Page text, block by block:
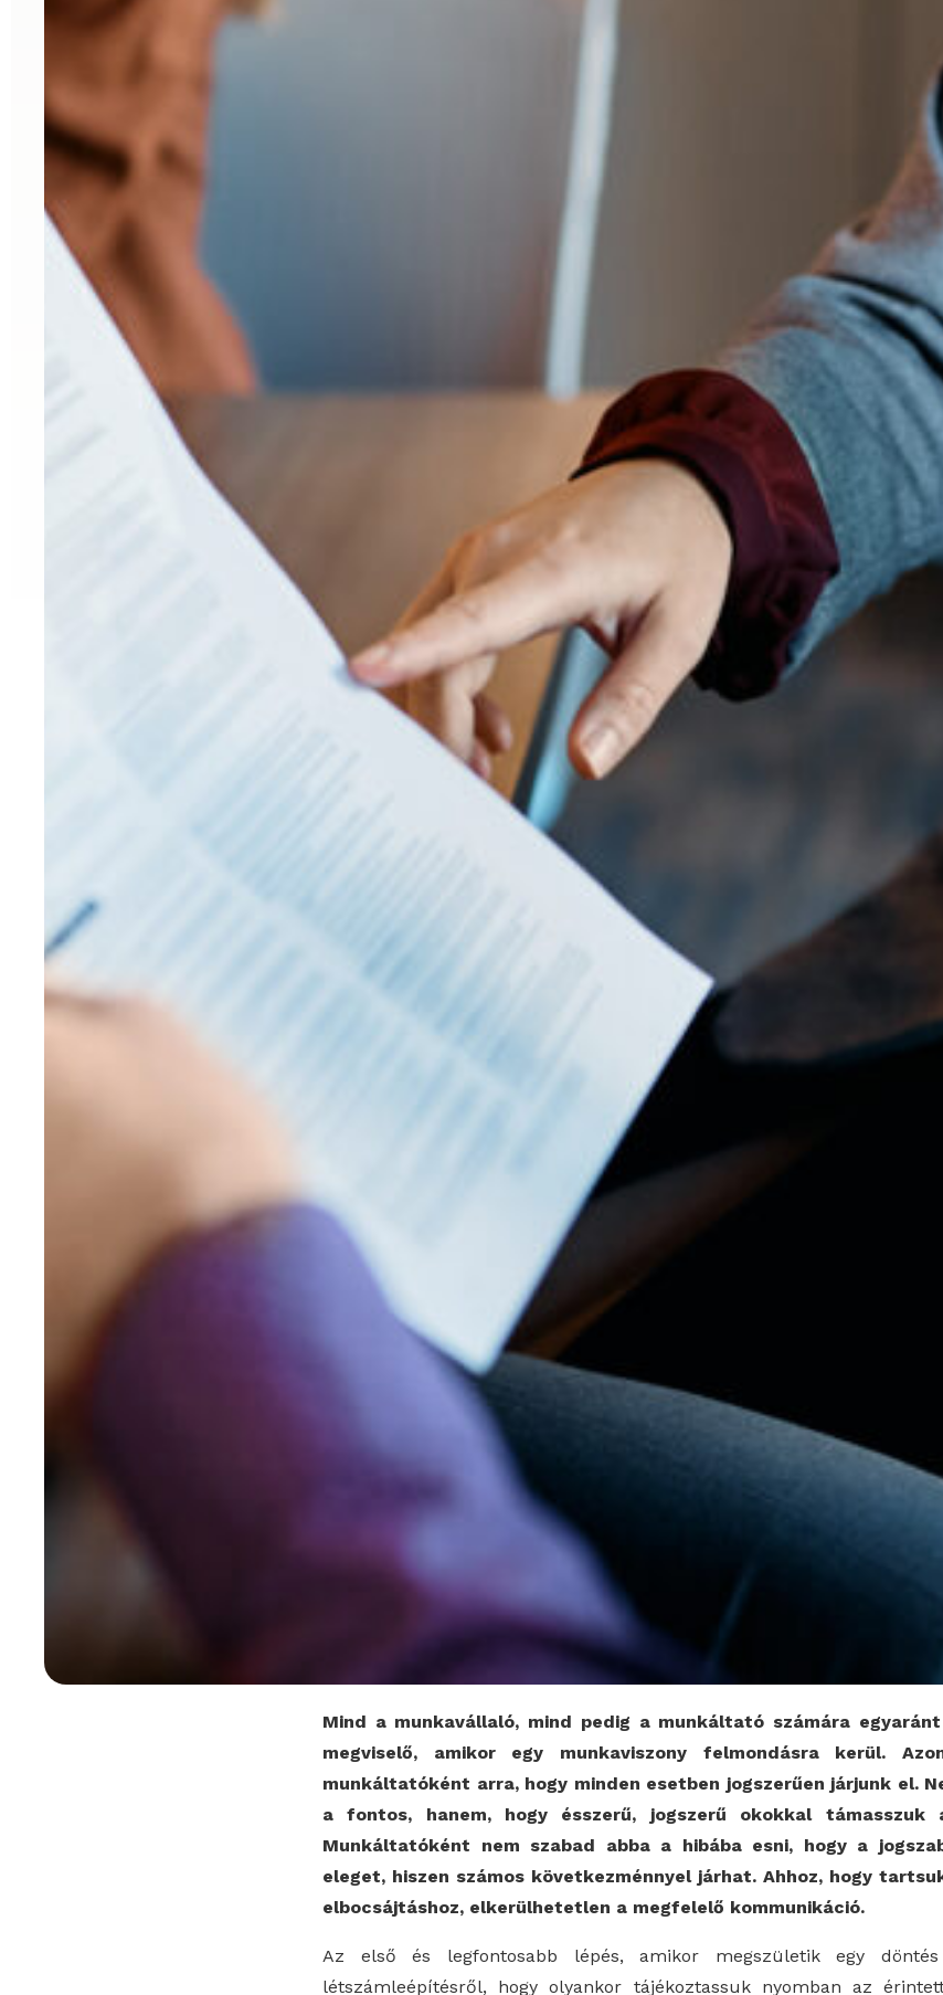
Mind a munkavállaló, mind pedig a munkáltató számára
megviselő, amikor egy munkaviszony felmondásra kerül.
munkáltatóként arra, hogy minden esetben jogszerűen járjunk el.
a fontos, hanem, hogy ésszerű, jogszerű okokkal
Munkáltatóként nem szabad abba a hibába esni, hogy a
eleget, hiszen számos következménnyel járhat. Ahhoz, hogy
elbocsájtáshoz, elkerülhetetlen a megfelelő kommunikáció.
Az első és legfontosabb lépés, amikor megszületik egy
létszámleépítésről, hogy olyankor tájékoztassuk nyomban az